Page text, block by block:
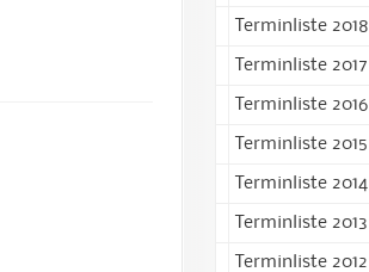
Terminliste 2018
Terminliste 2017
Terminliste 2016
Terminliste 2015
Terminliste 2014
Terminliste 2013
Terminliste 2012